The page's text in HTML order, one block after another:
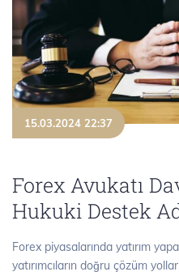
15.03.2024 22:37
Forex Avukatı
Hukuki Destek
Forex piyasalarında yatırım
yatırımcıların doğru çözüm